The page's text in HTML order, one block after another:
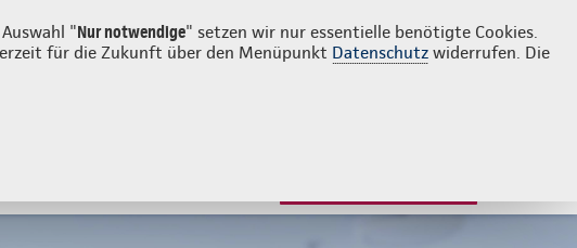
"Nur notwendige" setzen wir nur essentielle benötigte Cookies.
für die Zukunft über den Menüpunkt Datenschutz widerrufen. Die
Login Kontakt 09097 9693742